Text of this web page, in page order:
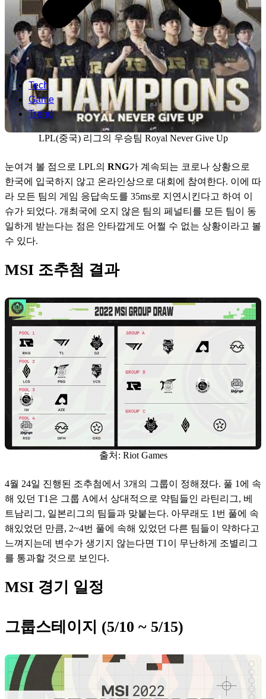
Tech
Game
Trend
LPL(중국) 리그의 우승팀 Royal Never Give Up
눈여겨 볼 점으로 LPL의 RNG가 계속되는 코로나 상황으로
한국에 입국하지 않고 온라인상으로 대회에 참여한다. 이에 따
라 모든 팀의 게임 응답속도를 35ms로 지연시킨다고 하여 이
슈가 되었다. 개최국에 오지 않은 팀의 페널티를 모든 팀이 동
일하게 받는다는 점은 안타깝게도 어쩔 수 없는 상황이라고 볼
수 있다.
MSI 조추첨 결과
출처: Riot Games
4월 24일 진행된 조추첨에서 3개의 그룹이 정해졌다. 풀 1에 속
해 있던 T1은 그룹 A에서 상대적으로 약팀들인 라틴리그, 베
트남리그, 일본리그의 팀들과 맞붙는다. 아무래도 1번 풀에 속
해있었던 만큼, 2~4번 풀에 속해 있었던 다른 팀들이 약하다고
느껴지는데 변수가 생기지 않는다면 T1이 무난하게 조별리그
를 통과할 것으로 보인다.
MSI 경기 일정
그룹스테이지 (5/10 ~ 5/15)